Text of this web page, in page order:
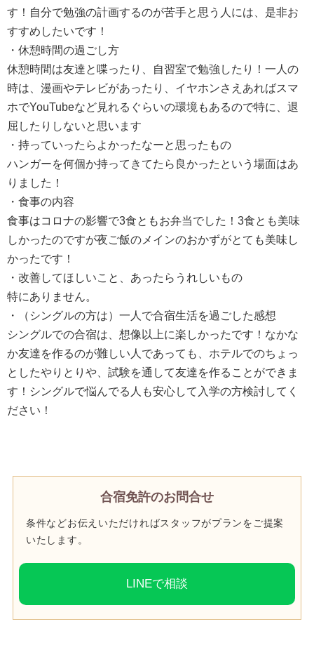
す！自分で勉強の計画するのが苦手と思う人には、是非お
すすめしたいです！
・休憩時間の過ごし方
休憩時間は友達と喋ったり、自習室で勉強したり！一人の
時は、漫画やテレビがあったり、イヤホンさえあればスマ
ホでYouTubeなど見れるぐらいの環境もあるので特に、退
屈したりしないと思います
・持っていったらよかったなーと思ったもの
ハンガーを何個か持ってきてたら良かったという場面はあ
りました！
・食事の内容
食事はコロナの影響で3食ともお弁当でした！3食とも美味
しかったのですが夜ご飯のメインのおかずがとても美味し
かったです！
・改善してほしいこと、あったらうれしいもの
特にありません。
・（シングルの方は）一人で合宿生活を過ごした感想
シングルでの合宿は、想像以上に楽しかったです！なかな
か友達を作るのが難しい人であっても、ホテルでのちょっ
としたやりとりや、試験を通して友達を作ることができま
す！シングルで悩んでる人も安心して入学の方検討してく
ださい！
合宿免許のお問合せ
条件などお伝えいただければスタッフがプランをご提案
いたします。
LINEで相談